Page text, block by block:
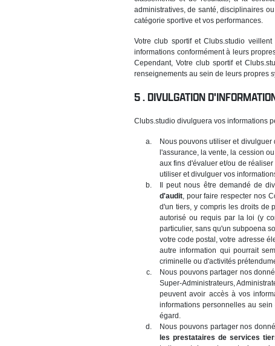
administratives, de santé, disciplinaires
catégorie sportive et vos performances.
Votre club sportif et Clubs.studio
informations conformément à leurs
Cependant, Votre club sportif et
renseignements au sein de leurs propres
DIVULGATION
Clubs.studio divulguera vos informations
Nous pouvons utiliser et
l'assurance, la vente, la cession
aux fins d'évaluer et/ou de
utiliser et divulguer vos
Il peut nous être demandé de
d'audit, pour faire respecter nos
d'un tiers, y compris les droits de
autorisé ou requis par la loi (y
particulier, sans qu'un subpoena
votre code postal, votre adresse
autre information qui pourrait
criminelle ou d'activités
Nous pouvons partager nos
Super-Administrateurs,
peuvent avoir accès à vos
informations personnelles au
égard.
Nous pouvons partager nos
les prestataires de services